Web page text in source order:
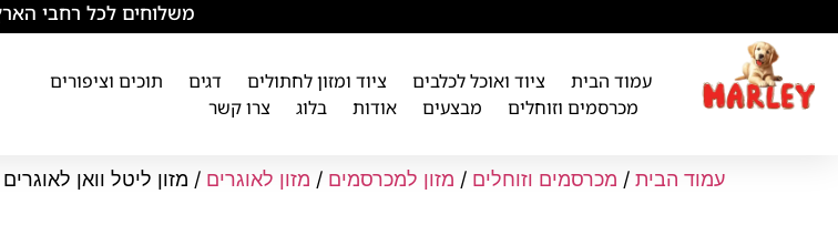
משלוחים לכל רחבי
עמוד הבית ציוד ואוכל לכלבים ציוד ומזון לחתולים דגים
תוכים וציפורים
מכרסמים וזוחלים
מבצעים אודות בלוג צרו קשר
עמוד הבית / מכרסמים וזוחלים / מזון למכרסמים / מזון לאוגרים / מזון ליטל וואן לאוגרים 900 גרם